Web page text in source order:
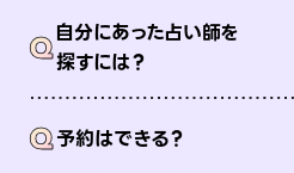
Q自分にあった占い師を
探すには？
Q予約はできる？